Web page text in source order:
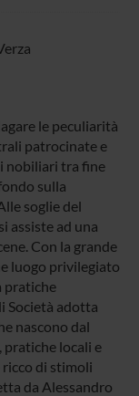
le peculiarità
patrocinate e
nobiliari tra fine
sulla
soglie del
assiste ad una
Con la grande
luogo privilegiato
pratiche
Società adotta
nascono dal
locali e
ricco di stimoli
da Alessandro